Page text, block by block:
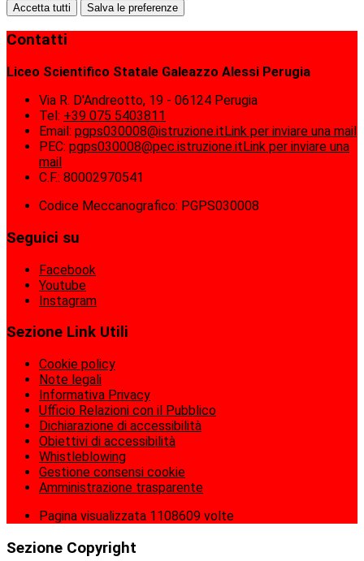
Accetta tutti Salva le preferenze
Contatti
Liceo Scientifico Statale Galeazzo Alessi Perugia
Via R. D'Andreotto, 19 - 06124 Perugia
Tel: +39 075 5403811
Email: pgps030008@istruzione.itLink per inviare una mail
PEC: pgps030008@pec.istruzione.itLink per inviare una
mail
C.F.: 80002970541
Codice Meccanografico: PGPS030008
Seguici su
Facebook
Youtube
Instagram
Sezione Link Utili
Cookie policy
Note legali
Informativa Privacy
Ufficio Relazioni con il Pubblico
Dichiarazione di accessibilità
Obiettivi di accessibilità
Whistleblowing
Gestione consensi cookie
Amministrazione trasparente
Pagina visualizzata 1108609 volte
Sezione Copyright